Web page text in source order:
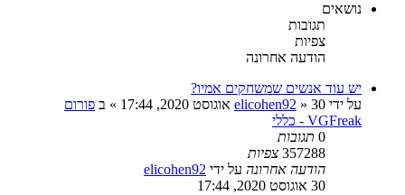
נושאים
תגובות
צפיות
הודעה אחרונה
יש עוד אנשים שמשחקים אמיו?
על ידי
elicohen92 » 30 אוגוסט 2020, 17:44 » ב פורום
VGFreak - כללי
0 תגובות
357288 צפיות
הודעה אחרונה על ידי elicohen92
30 אוגוסט 2020, 17:44